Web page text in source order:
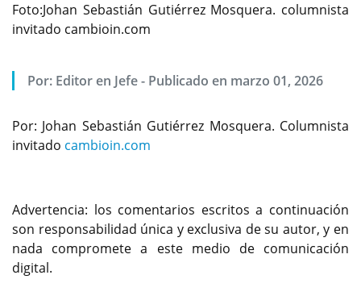
Foto:Johan Sebastián Gutiérrez Mosquera. columnista
invitado cambioin.com
Por: Editor en Jefe- Publicado en marzo 01, 2026
Por: Johan Sebastián Gutiérrez Mosquera. Columnista
invitado cambioin.com
Advertencia: los comentarios escritos a continuación
son responsabilidad única y exclusiva de su autor, y en
nada compromete a este medio de comunicación
digital.